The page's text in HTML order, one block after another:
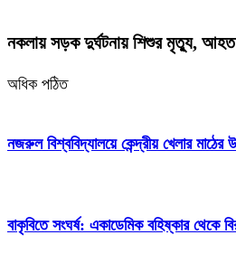
নকলায় সড়ক দুর্ঘটনায় শিশুর মৃত্যু,
অধিক পঠিত
নজরুল বিশ্ববিদ্যালয়ে কেন্দ্রীয় খেলার মাঠের
বাকৃবিতে সংঘর্ষ: একাডেমিক বহিষ্কার